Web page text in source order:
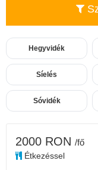
Hegyvidék
Síelés
Sóvidék
2000 RON /fő
Étkezéssel